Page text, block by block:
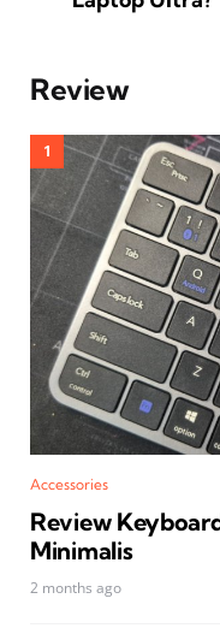
Review
Accessories
Review
Minimalis
2 months ago